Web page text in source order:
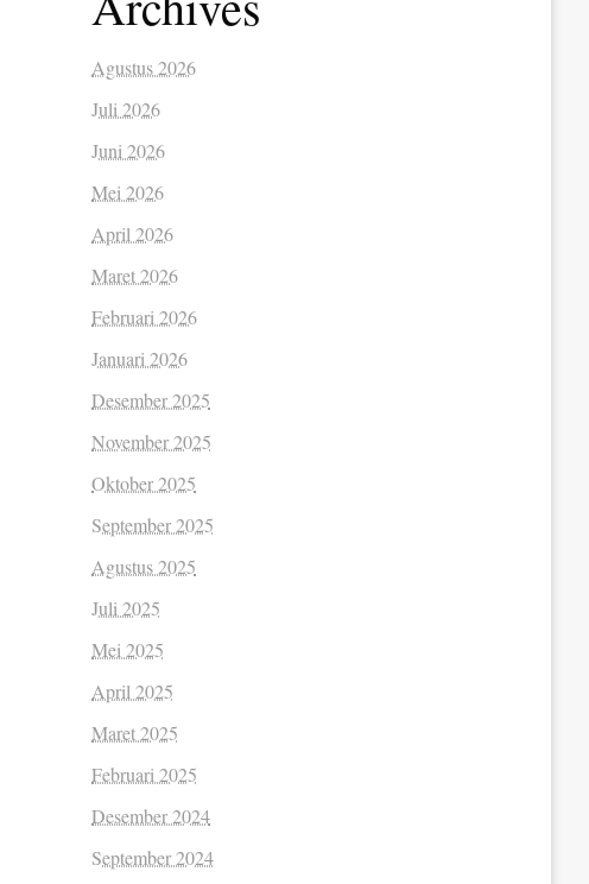
Agustus 2026
Juli 2026
Juni 2026
Mei 2026
April 2026
Maret 2026
Februari 2026
Januari 2026
Desember 2025
November 2025
Oktober 2025
September 2025
Agustus 2025
Juli 2025
Mei 2025
April 2025
Maret 2025
Februari 2025
Desember 2024
September 2024